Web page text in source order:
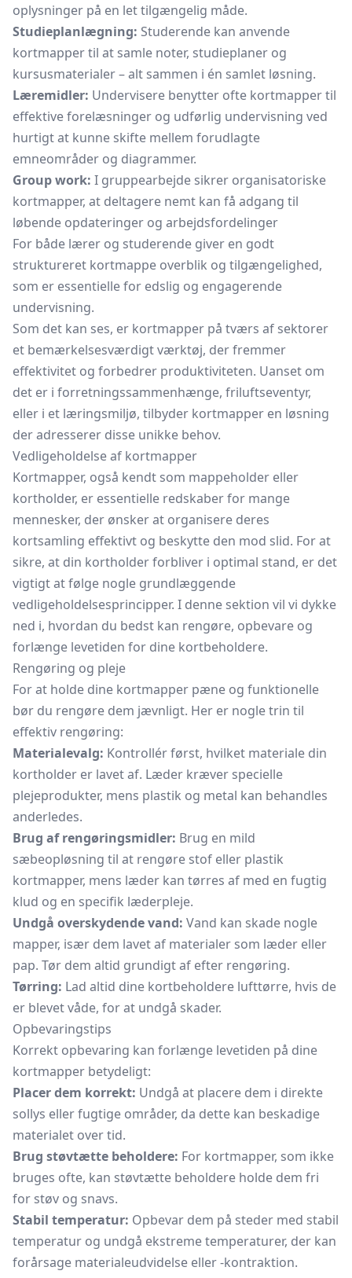
oplysninger på en let tilgængelig måde.
Studieplanlægning: Studerende kan anvende
kortmapper til at samle noter, studieplaner og
kursusmaterialer – alt sammen i én samlet løsning.
Læremidler: Undervisere benytter ofte kortmapper til
effektive forelæsninger og udførlig undervisning ved
hurtigt at kunne skifte mellem forudlagte
emneområder og diagrammer.
Group work: I gruppearbejde sikrer organisatoriske
kortmapper, at deltagere nemt kan få adgang til
løbende opdateringer og arbejdsfordelinger
For både lærer og studerende giver en godt
struktureret kortmappe overblik og tilgængelighed,
som er essentielle for edslig og engagerende
undervisning.
Som det kan ses, er kortmapper på tværs af sektorer
et bemærkelsesværdigt værktøj, der fremmer
effektivitet og forbedrer produktiviteten. Uanset om
det er i forretningssammenhænge, friluftseventyr,
eller i et læringsmiljø, tilbyder kortmapper en løsning
der adresserer disse unikke behov.
Vedligeholdelse af kortmapper
Kortmapper, også kendt som mappeholder eller
kortholder, er essentielle redskaber for mange
mennesker, der ønsker at organisere deres
kortsamling effektivt og beskytte den mod slid. For at
sikre, at din kortholder forbliver i optimal stand, er det
vigtigt at følge nogle grundlæggende
vedligeholdelsesprincipper. I denne sektion vil vi dykke
ned i, hvordan du bedst kan rengøre, opbevare og
forlænge levetiden for dine kortbeholdere.
Rengøring og pleje
For at holde dine kortmapper pæne og funktionelle
bør du rengøre dem jævnligt. Her er nogle trin til
effektiv rengøring:
Materialevalg: Kontrollér først, hvilket materiale din
kortholder er lavet af. Læder kræver specielle
plejeprodukter, mens plastik og metal kan behandles
anderledes.
Brug af rengøringsmidler: Brug en mild
sæbeopløsning til at rengøre stof eller plastik
kortmapper, mens læder kan tørres af med en fugtig
klud og en specifik læderpleje.
Undgå overskydende vand: Vand kan skade nogle
mapper, især dem lavet af materialer som læder eller
pap. Tør dem altid grundigt af efter rengøring.
Tørring: Lad altid dine kortbeholdere lufttørre, hvis de
er blevet våde, for at undgå skader.
Opbevaringstips
Korrekt opbevaring kan forlænge levetiden på dine
kortmapper betydeligt:
Placer dem korrekt: Undgå at placere dem i direkte
sollys eller fugtige områder, da dette kan beskadige
materialet over tid.
Brug støvtætte beholdere: For kortmapper, som ikke
bruges ofte, kan støvtætte beholdere holde dem fri
for støv og snavs.
Stabil temperatur: Opbevar dem på steder med stabil
temperatur og undgå ekstreme temperaturer, der kan
forårsage materialeudvidelse eller -kontraktion.